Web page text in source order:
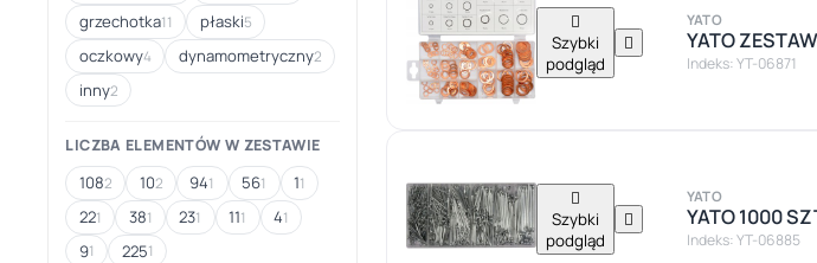
grzechotka11 płaski5
oczkowy4 dynamometryczny2
inny2
LICZBA ELEMENTÓW W ZESTAWIE
1082 102 941 561 11
221 381 231 111 41
91 2251

Szybki
podgląd

YATO
YATO
Indeks: YT-06871

Szybki
podgląd

YATO
YATO 1000
Indeks: YT-06885